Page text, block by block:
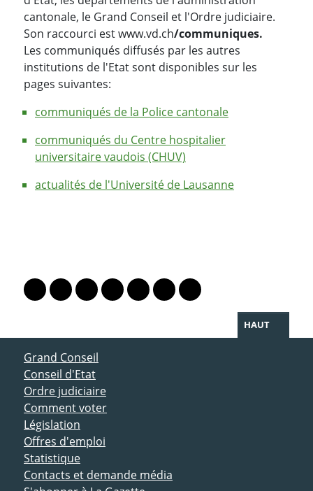
cantonale, le Grand Conseil et l'Ordre judiciaire.
Son raccourci est www.vd.ch/communiques.
Les communiqués diffusés par les autres
institutions de l'Etat sont disponibles sur les
pages suivantes:
communiqués de la Police cantonale
communiqués du Centre hospitalier
universitaire vaudois (CHUV)
actualités de l'Université de Lausanne
Lien vers le profil Mastodon
Lien vers le profil Bluesky
Lien vers le profil Instagram
Lien vers le profil Linkedin
Lien vers le profil Facebook
Lien vers le profil Twitter
Partager par WhatsApp
HAUT
ACCÈS DIRECT
Grand Conseil
Conseil d'Etat
Ordre judiciaire
Comment voter
Législation
Offres d'emploi
Statistique
Contacts et demande média